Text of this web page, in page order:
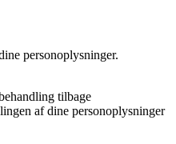
personoplysninger.
tilbage
af dine personoplysninger